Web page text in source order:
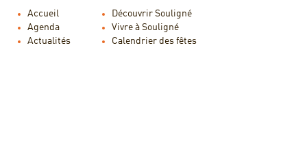
Accueil
Agenda
Actualités
Découvrir Souligné
Vivre à Souligné
Calendrier des fêtes